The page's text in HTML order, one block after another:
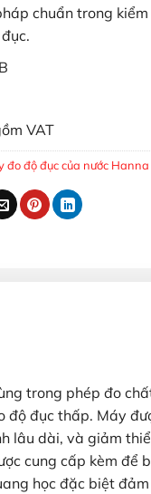
chuẩn trong
VAT
đo độ đục của nước Hanna
trong phép đo
đục thấp. Máy
lâu dài, và giảm
cung cấp kèm để
học đặc biệt